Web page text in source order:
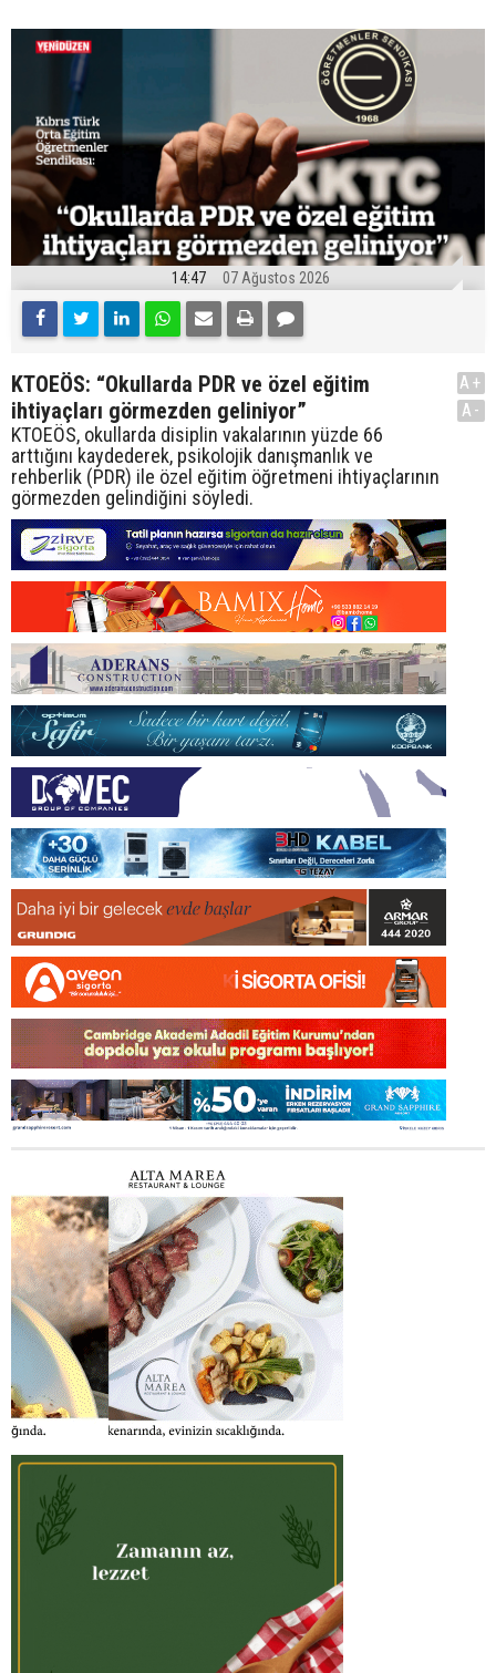
14:47 07 Ağustos 2026
KTOEÖS: “Okullarda PDR ve özel eğitim
ihtiyaçları görmezden geliniyor”
KTOEÖS, okullarda disiplin vakalarının yüzde 66
arttığını kaydederek, psikolojik danışmanlık ve
rehberlik (PDR) ile özel eğitim öğretmeni ihtiyaçlarının
görmezden gelindiğini söyledi.
A+
A-